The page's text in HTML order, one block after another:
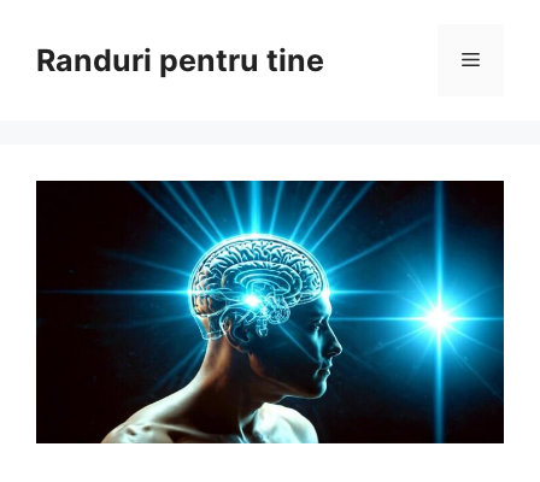
conținutRanduri pentru tine Meniu